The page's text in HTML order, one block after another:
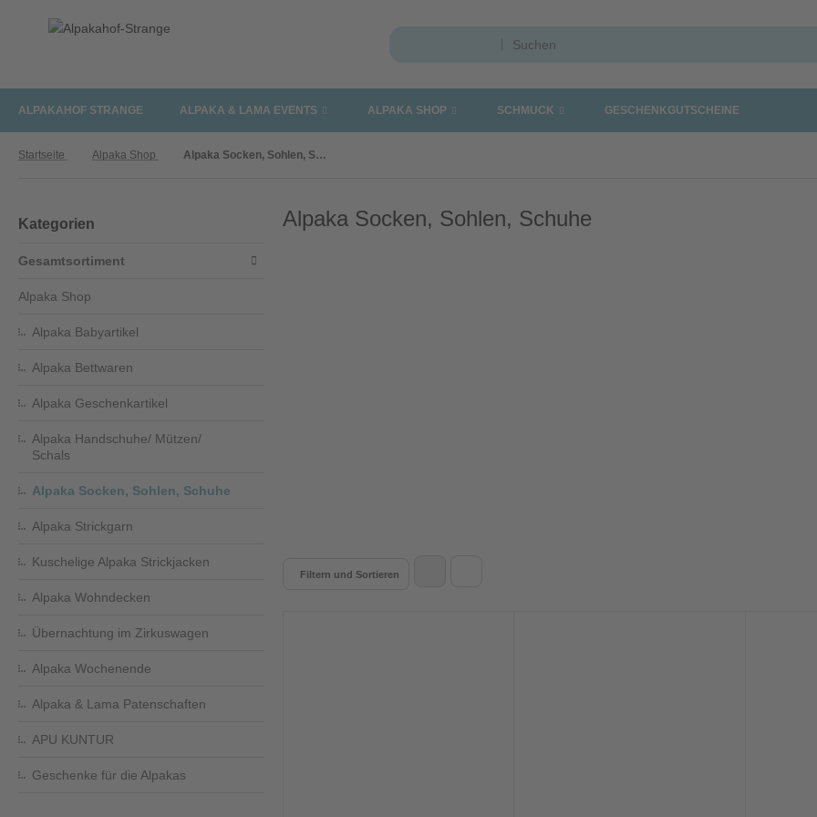
ALPAKAHOF STRANGE ALPAKA & LAMA EVENTS ALPAKA SHOP SCHMUCK GESCHENKGUTSCHEINE
Startseite Alpaka Shop Alpaka Socken, Sohlen, Schuhe
Kategorien
Gesamtsortiment
Alpaka Shop
Alpaka Babyartikel
Alpaka Bettwaren
Alpaka Geschenkartikel
Alpaka Handschuhe/ Mützen/
Schals
Alpaka Socken, Sohlen, Schuhe
Alpaka Strickgarn
Kuschelige Alpaka Strickjacken
Alpaka Wohndecken
Übernachtung im Zirkuswagen
Alpaka Wochenende
Alpaka & Lama Patenschaften
APU KUNTUR
Geschenke für die Alpakas
Alpaka Socken, Sohlen, Schuhe
Filtern und Sortieren